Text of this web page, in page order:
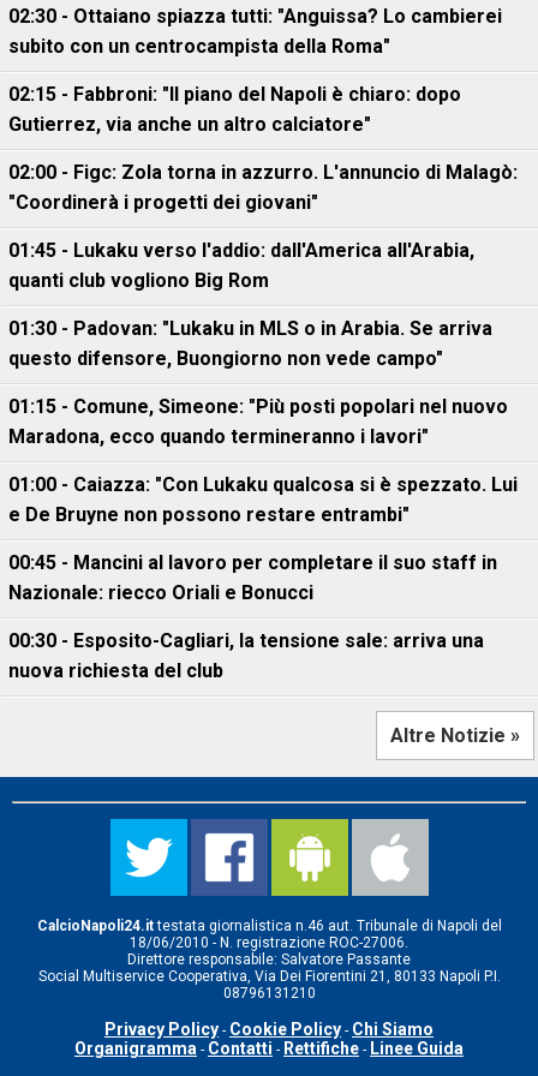
02:30 - Ottaiano spiazza tutti: "Anguissa? Lo cambierei
subito con un centrocampista della Roma"
02:15 - Fabbroni: "Il piano del Napoli è chiaro: dopo
Gutierrez, via anche un altro calciatore"
02:00 - Figc: Zola torna in azzurro. L'annuncio di Malagò:
"Coordinerà i progetti dei giovani"
01:45 - Lukaku verso l'addio: dall'America all'Arabia,
quanti club vogliono Big Rom
01:30 - Padovan: "Lukaku in MLS o in Arabia. Se arriva
questo difensore, Buongiorno non vede campo"
01:15 - Comune, Simeone: "Più posti popolari nel nuovo
Maradona, ecco quando termineranno i lavori"
01:00 - Caiazza: "Con Lukaku qualcosa si è spezzato. Lui
e De Bruyne non possono restare entrambi"
00:45 - Mancini al lavoro per completare il suo staff in
Nazionale: riecco Oriali e Bonucci
00:30 - Esposito-Cagliari, la tensione sale: arriva una
nuova richiesta del club
Altre Notizie »
CalcioNapoli24.ittestata giornalistica n.46 aut. Tribunale di Napoli del
18/06/2010 - N. registrazione ROC-27006.
Direttore responsabile: Salvatore Passante
Social Multiservice Cooperativa, Via Dei Fiorentini 21, 80133 Napoli P.I.
08796131210
Privacy Policy - Cookie Policy - Chi Siamo
Organigramma - Contatti - Rettifiche - Linee Guida